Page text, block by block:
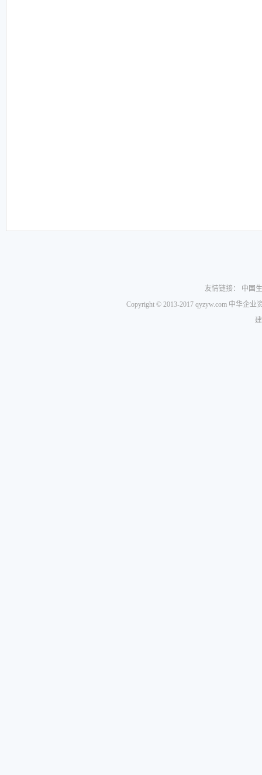
友情链接：
中国
Copyright © 2013-2017 qyzyw.com 中华企业